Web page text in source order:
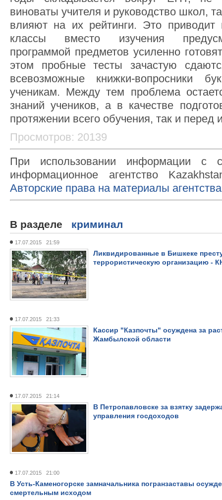
виноваты учителя и руководство школ,
влияют на их рейтинги. Это приводит
классы вместо изучения
программой предметов усиленно
этом пробные тесты зачастую
всевозможные книжки-вопросники
ученикам. Между тем проблема
знаний учеников, а в качестве
протяжении всего обучения, так и перед
Просмотров: 20139
При использовании информации с
информационное агентство
Авторские права на материалы
В разделе криминал
17.07.2015 21:59
Ликвидированные в Бишкеке
террористическую организацию -
17.07.2015 21:33
Кассир "Казпочты" осуждена за
Жамбылской области
17.07.2015 21:14
В Петропавловске за взятку
управления госдоходов
17.07.2015 21:00
В Усть-Каменогорске замначальника погранзаставы
смертельным исходом